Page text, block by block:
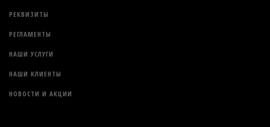
РЕКВИЗИТЫ
РЕГЛАМЕНТЫ
НАШИ УСЛУГИ
НАШИ КЛИЕНТЫ
НОВОСТИ И АКЦИИ